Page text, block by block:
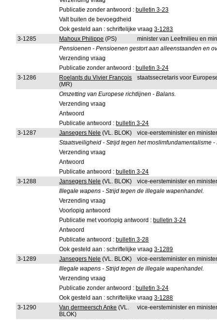
Publicatie zonder antwoord : bulletin 3-23
Valt buiten de bevoegdheid
Ook gesteld aan : schriftelijke vraag3-1283
3-1285
Mahoux Philippe (PS)
minister van Leefmilieu en
Pensioenen - Pensioenen gestort aan alleenstaanden en
Verzending vraag
Publicatie zonder antwoord : bulletin 3-24
3-1286
Roelants du Vivier François
(MR)
staatssecretaris voor
Omzetting van Europese richtlijnen - Balans.
Verzending vraag
Antwoord
Publicatie antwoord : bulletin 3-24
3-1287
Jansegers Nele (VL. BLOK)
vice-eersteminister en
Staatsveiligheid - Strijd tegen het moslimfundamentalisme
Verzending vraag
Antwoord
Publicatie antwoord : bulletin 3-24
3-1288
Jansegers Nele (VL. BLOK)
vice-eersteminister en
Illegale wapens - Strijd tegen de illegale wapenhandel.
Verzending vraag
Voorlopig antwoord
Publicatie met voorlopig antwoord : bulletin 3-24
Antwoord
Publicatie antwoord : bulletin 3-28
Ook gesteld aan : schriftelijke vraag3-1289
3-1289
Jansegers Nele (VL. BLOK)
vice-eersteminister en
Illegale wapens - Strijd tegen de illegale wapenhandel.
Verzending vraag
Publicatie zonder antwoord : bulletin 3-24
Ook gesteld aan : schriftelijke vraag3-1288
3-1290
Van dermeersch Anke (VL.
BLOK)
vice-eersteminister en